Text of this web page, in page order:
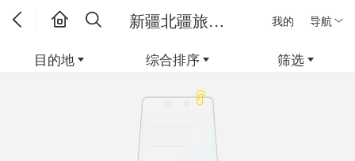
我的 导航
新疆北疆旅游新疆线路
目的地 综合排序 筛选